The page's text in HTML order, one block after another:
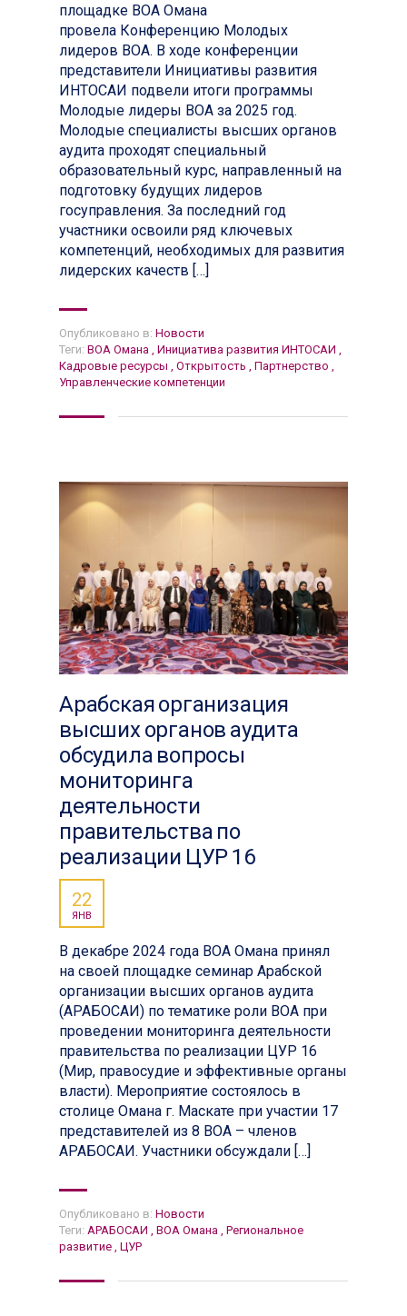
площадке ВОА Омана
провела Конференцию Молодых
лидеров ВОА. В ходе конференции
представители Инициативы развития
ИНТОСАИ подвели итоги программы
Молодые лидеры ВОА за 2025 год.
Молодые специалисты высших органов
аудита проходят специальный
образовательный курс, направленный на
подготовку будущих лидеров
госуправления. За последний год
участники освоили ряд ключевых
компетенций, необходимых для развития
лидерских качеств […]
Опубликовано в: Новости
Теги: ВОА Омана Инициатива развития ИНТОСАИ
Кадровые ресурсы
Открытость Партнерство
Управленческие компетенции
Арабская организация
высших органов аудита
обсудила вопросы
мониторинга
деятельности
правительства по
реализации ЦУР 16
22
ЯНВ
В декабре 2024 года ВОА Омана принял
на своей площадке семинар Арабской
организации высших органов аудита
(АРАБОСАИ) по тематике роли ВОА при
проведении мониторинга деятельности
правительства по реализации ЦУР 16
(Мир, правосудие и эффективные органы
власти). Мероприятие состоялось в
столице Омана г. Маскате при участии 17
представителей из 8 ВОА – членов
АРАБОСАИ. Участники обсуждали […]
Опубликовано в: Новости
Теги: АРАБОСАИ ВОА Омана
Региональное
развитие ЦУР